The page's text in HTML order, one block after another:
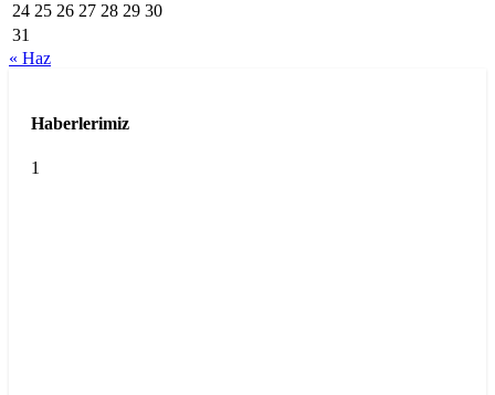
24 25 26 27 28 29 30
31
« Haz
Haberlerimiz
1